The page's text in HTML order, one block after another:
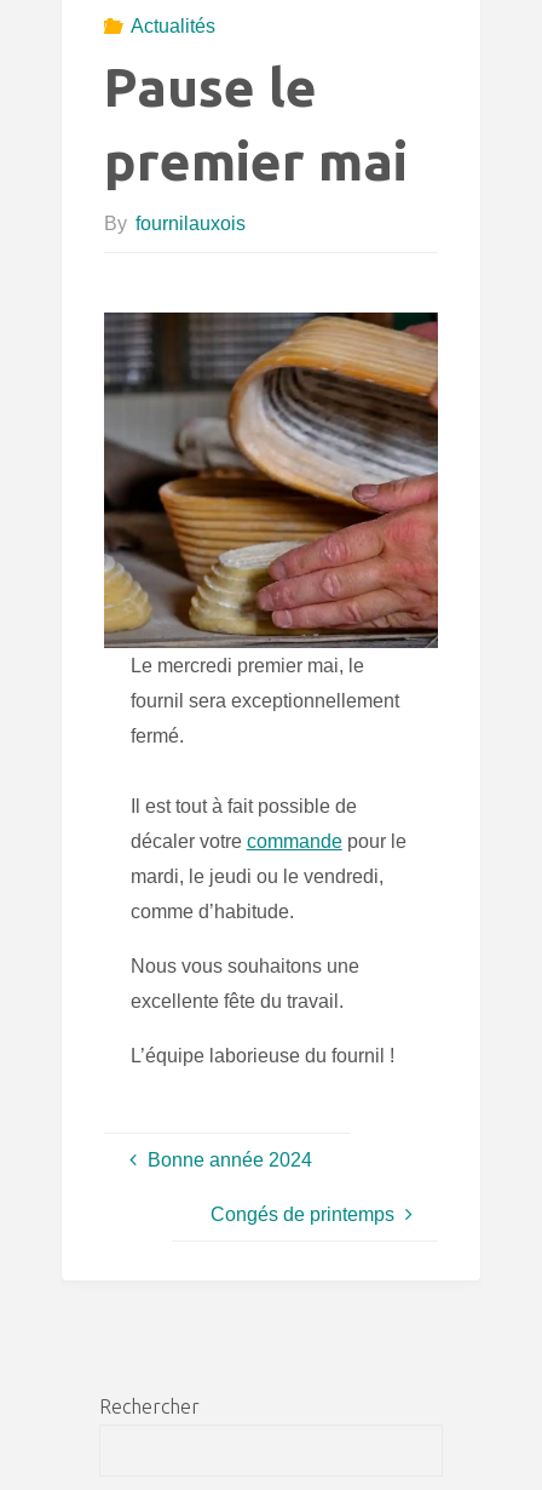
Actualités
Pause le
premier mai
By fournilauxois
Le mercredi premier mai, le
fournil sera exceptionnellement
fermé.
Il est tout à fait possible de
décaler votre commandepour le
mardi, le jeudi ou le vendredi,
comme d’habitude.
Nous vous souhaitons une
excellente fête du travail.
L’équipe laborieuse du fournil !
Bonne année 2024
Congés de printemps
Rechercher